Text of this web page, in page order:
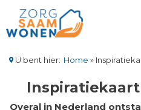
naar
de
gaanU bent hier: Home
Overal in Nederland